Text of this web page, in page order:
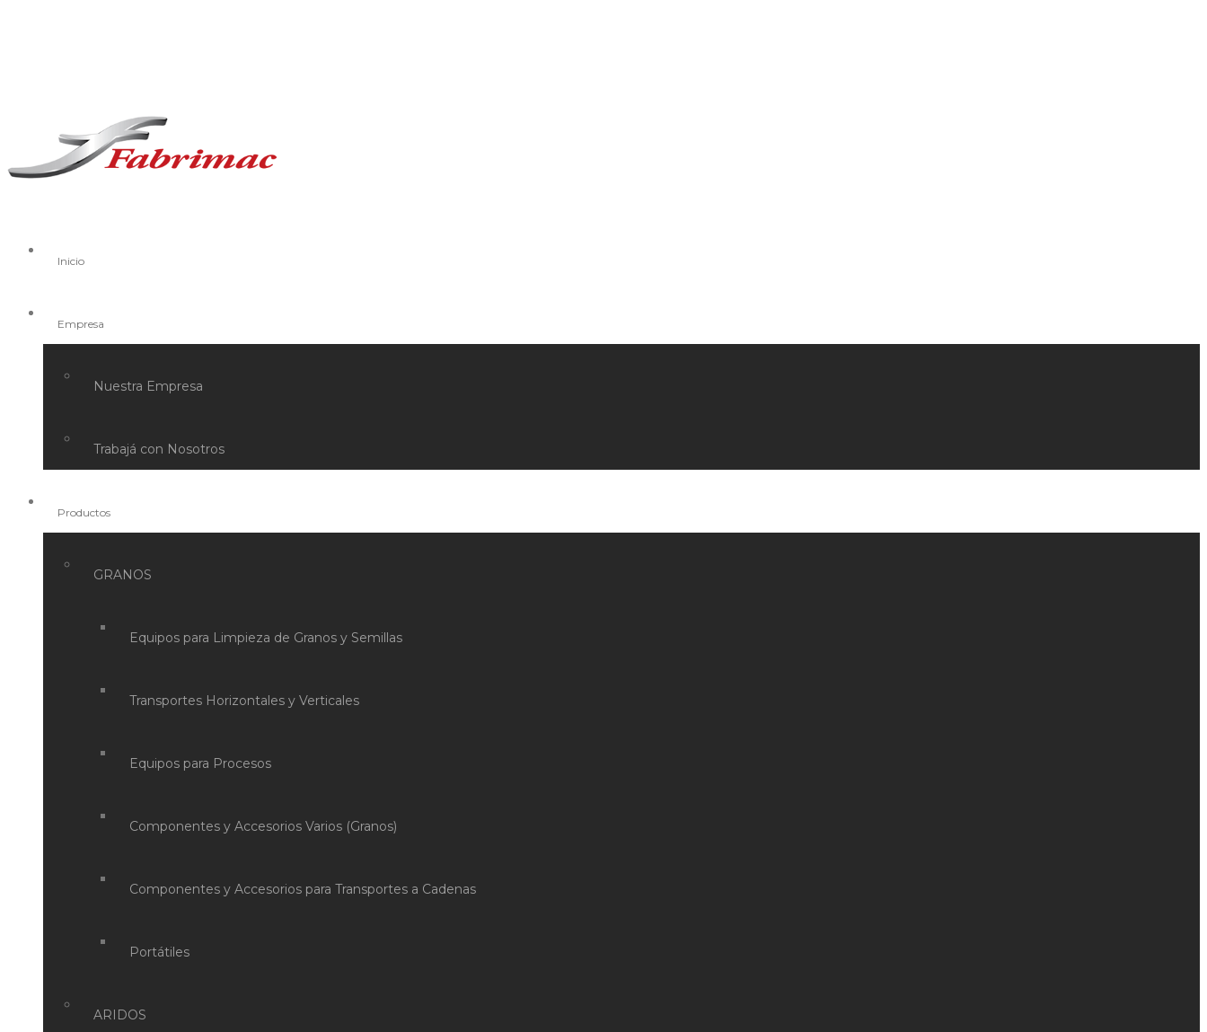
Inicio
Empresa
Nuestra Empresa
Trabajá con Nosotros
Productos
GRANOS
Equipos para Limpieza de Granos y Semillas
Transportes Horizontales y Verticales
Equipos para Procesos
Componentes y Accesorios Varios (Granos)
Componentes y Accesorios para Transportes a Cadenas
Portátiles
ARIDOS